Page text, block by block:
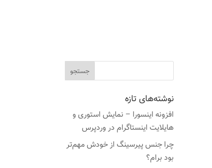
نوشته‌های تازه
افزونه اینسورا – نمایش استوری و
هایلایت اینستاگرام در وردپرس
چرا جنس پیرسینگ از خودش مهم‌تر
بود برام؟